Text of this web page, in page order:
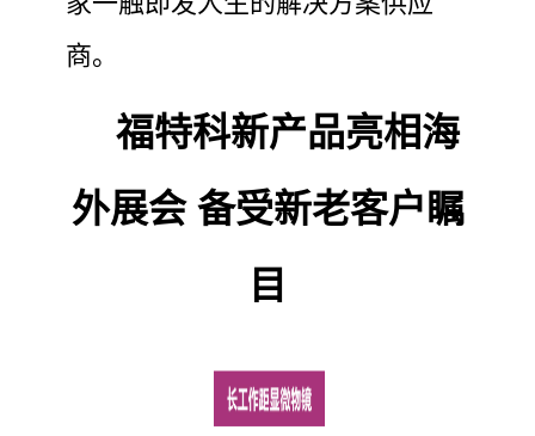
商。
福特科新产品亮相海
外展会 备受新老客户瞩
目